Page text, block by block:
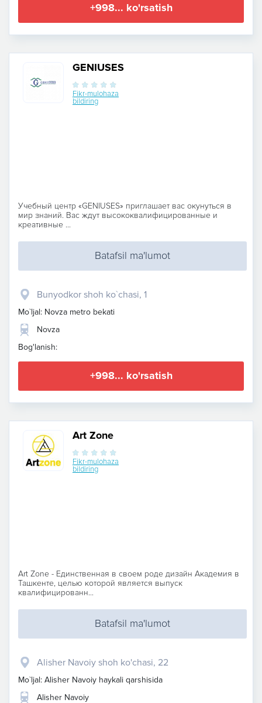
+998... ko'rsatish
GENIUSES
Fikr-mulohaza
bildiring
Учебный центр «GENIUSES» приглашает вас окунуться в
мир знаний. Вас ждут высококвалифицированные и
креативные ...
Batafsil ma'lumot
Bunyodkor shoh ko`chasi, 1
Mo`ljal: Novza metro bekati
Novza
Bog'lanish:
+998... ko'rsatish
Art Zone
Fikr-mulohaza
bildiring
Art Zone - Единственная в своем роде дизайн Академия в
Ташкенте, целью которой является выпуск
квалифицированн...
Batafsil ma'lumot
Alisher Navoiy shoh ko'chasi, 22
Mo`ljal: Alisher Navoiy haykali qarshisida
Alisher Navoiy